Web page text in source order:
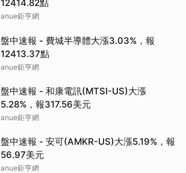
12414.82點
anue鉅亨網
盤中速報 - 費城半導體大漲3.03%，報
12413.37點
anue鉅亨網
盤中速報 - 和康電訊(MTSI-US)大漲
5.28%，報317.56美元
anue鉅亨網
盤中速報 - 安可(AMKR-US)大漲5.19%，報
56.97美元
anue鉅亨網